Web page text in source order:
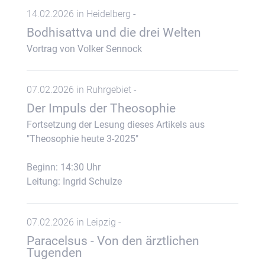
14.02.2026 in Heidelberg -
Bodhisattva und die drei Welten
Vortrag von Volker Sennock
07.02.2026 in Ruhrgebiet -
Der Impuls der Theosophie
Fortsetzung der Lesung dieses Artikels aus
"Theosophie heute 3-2025"
Beginn: 14:30 Uhr
Leitung: Ingrid Schulze
07.02.2026 in Leipzig -
Paracelsus - Von den ärztlichen
Tugenden